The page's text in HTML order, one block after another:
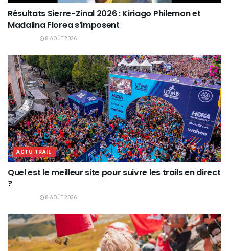
Résultats Sierre-Zinal 2026 : Kiriago Philemon et
Madalina Florea s’imposent
8 AOÛT 2026
ACTU TRAIL
Quel est le meilleur site pour suivre les trails en direct
?
8 AOÛT 2026